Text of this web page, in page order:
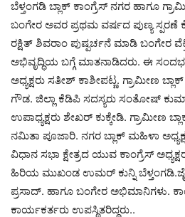
ಬೆಳ್ತಂಗಡಿ ಬ್ಲಾಕ್ ಕಾಂಗ್ರೆಸ್ ನಗರ ಹಾಗೂ
ಬಂಗೇರ ಅವರ ಪ್ರಥಮ ವರ್ಷದ ಪುಣ್ಯ
ರಕ್ಷಿತ್ ಶಿವರಾಂ ಪುಷ್ಪರ್ಚನೆ ಮಾಡಿ ಬಂಗೇರ
ಅಭಿವೃದ್ಧಿಯ ಬಗ್ಗೆ ಮಾತನಾಡಿದರು. ಈ
ಅಧ್ಯಕ್ಷರು ಸತೀಶ್ ಕಾಶೀಪಟ್ಣ. ಗ್ರಾಮೀಣ
ಗೌಡ. ಜಿಲ್ಲಾ ಕೆಡಿಪಿ ಸದಸ್ಯರು ಸಂತೋಷ್
ಉಪಾಧ್ಯಕ್ಷರು ಶೇಖರ್ ಕುಕ್ಕೇಡಿ. ಗ್ರಾಮೀಣ
ನಮಿತಾ ಪೂಜಾರಿ. ನಗರ ಬ್ಲಾಕ್ ಮಹಿಳಾ
ವಿಧಾನ ಸಭಾ ಕ್ಷೇತ್ರದ ಯುವ ಕಾಂಗ್ರೆಸ್
ಹಿರಿಯ ಮುಖಂಡ ಉಮರ್ ಕುನ್ನಿ
ಪ್ರಸಾದ್. ಹಾಗೂ ಬಂಗೇರ ಅಭಿಮಾನಿಗಳು.
ಕಾರ್ಯಕರ್ತರು ಉಪಸ್ಥಿತರಿದ್ದರು..